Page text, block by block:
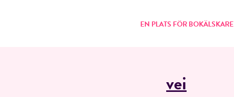
EN PLATS FÖR BOKÄLSKARE
vei